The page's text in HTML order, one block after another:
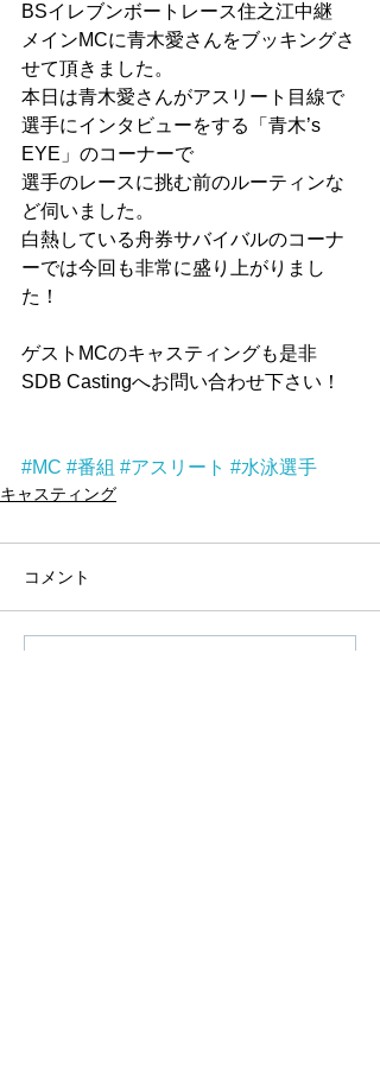
BSイレブンボートレース住之江中継
メインMCに青木愛さんをブッキングさ
せて頂きました。
本日は青木愛さんがアスリート目線で
選手にインタビューをする「青木’s
EYE」のコーナーで
選手のレースに挑む前のルーティンな
ど伺いました。
白熱している舟券サバイバルのコーナ
ーでは今回も非常に盛り上がりまし
た！
ゲストMCのキャスティングも是非
SDB Castingへお問い合わせ下さい！
#MC #番組 #アスリート #水泳選手
キャスティング
コメント